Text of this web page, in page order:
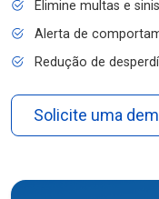
Elimine multas e
Alerta de
Redução de
Solicite uma